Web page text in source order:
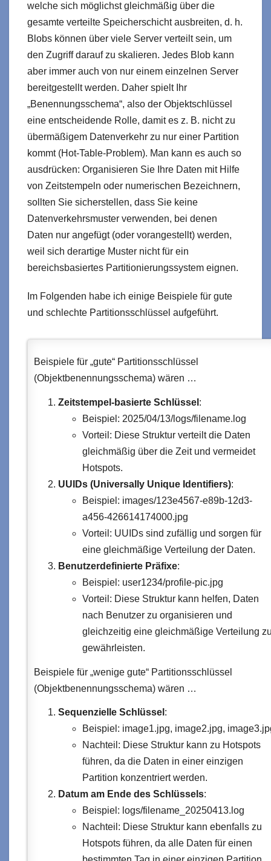
welche sich möglichst gleichmäßig über die
gesamte verteilte Speicherschicht ausbreiten, d. h.
Blobs können über viele Server verteilt sein, um
den Zugriff darauf zu skalieren. Jedes Blob kann
aber immer auch von nur einem einzelnen Server
bereitgestellt werden. Daher spielt Ihr
„Benennungsschema“, also der Objektschlüssel
eine entscheidende Rolle, damit es z. B. nicht zu
übermäßigem Datenverkehr zu nur einer Partition
kommt (Hot-Table-Problem). Man kann es auch so
ausdrücken: Organisieren Sie Ihre Daten mit Hilfe
von Zeitstempeln oder numerischen Bezeichnern,
sollten Sie sicherstellen, dass Sie keine
Datenverkehrsmuster verwenden, bei denen
Daten nur angefügt (oder vorangestellt) werden,
weil sich derartige Muster nicht für ein
bereichsbasiertes Partitionierungssystem eignen.
Im Folgenden habe ich einige Beispiele für gute
und schlechte Partitionsschlüssel aufgeführt.
Beispiele für „gute“ Partitionsschlüssel
(Objektbenennungsschema) wären …
Zeitstempel-basierte Schlüssel :
Beispiel: 2025/04/13/logs/filename.log
Vorteil: Diese Struktur verteilt die Daten
gleichmäßig über die Zeit und vermeidet
Hotspots.
UUIDs (Universally Unique Identifiers):
Beispiel: images/123e4567-e89b-12d3-
a456-426614174000.jpg
Vorteil: UUIDs sind zufällig und sorgen für
eine gleichmäßige Verteilung der Daten.
Benutzerdefinierte Präfixe:
Beispiel: user1234/profile-pic.jpg
Vorteil: Diese Struktur kann helfen, Daten
nach Benutzer zu organisieren und
gleichzeitig eine gleichmäßige Verteilung
gewährleisten.
Beispiele für „wenige gute“ Partitionsschlüssel
(Objektbenennungsschema) wären …
Sequenzielle Schlüssel :
Beispiel: image1.jpg, image2.jpg,
Nachteil: Diese Struktur kann zu Hotspots
führen, da die Daten in einer einzigen
Partition konzentriert werden.
Datum am Ende des Schlüssels:
Beispiel: logs/filename_20250413.log
Nachteil: Diese Struktur kann ebenfalls zu
Hotspots führen, da alle Daten für einen